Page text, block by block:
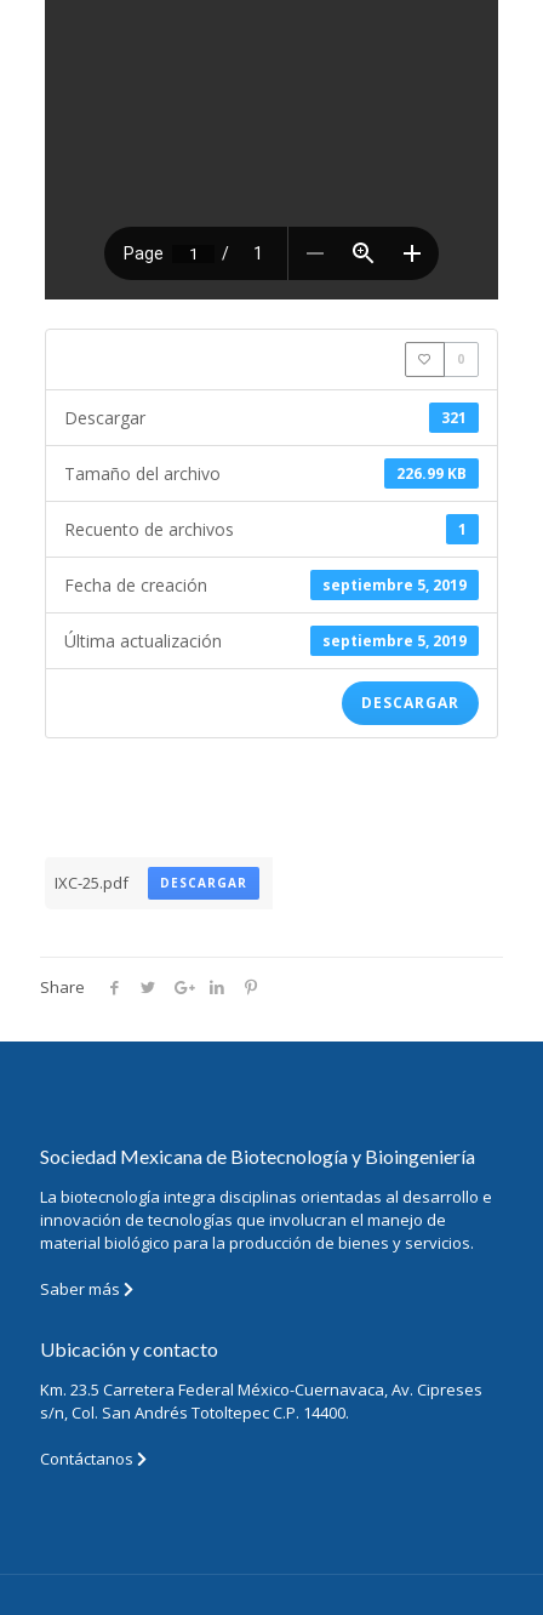
0
321
Descargar
226.99 KB
Tamaño del archivo
1
Recuento de archivos
septiembre 5, 2019
Fecha de creación
septiembre 5, 2019
Última actualización
DESCARGAR
IXC-25.pdf DESCARGAR
Share
Sociedad Mexicana de Biotecnología y Bioingeniería
La biotecnología integra disciplinas orientadas al desarrollo e
innovación de tecnologías que involucran el manejo de
material biológico para la producción de bienes y servicios.
Saber más
Ubicación y contacto
Km. 23.5 Carretera Federal México-Cuernavaca, Av. Cipreses
s/n, Col. San Andrés Totoltepec C.P. 14400.
Contáctanos